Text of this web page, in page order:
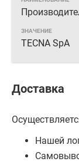
TECNA SpA
Доставка
Нашей